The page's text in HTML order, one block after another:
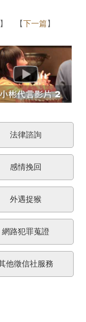
【下一篇 】
法律諮詢
感情挽回
外遇捉猴
網路犯罪蒐證
他徵信社服務